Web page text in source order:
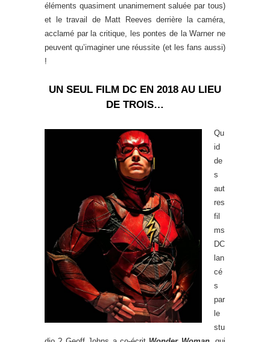
éléments quasiment unanimement saluée par tous)
et le travail de Matt Reeves derrière la caméra,
acclamé par la critique, les pontes de la Warner ne
peuvent qu’imaginer une réussite (et les fans aussi)
!
UN SEUL FILM DC EN 2018 AU LIEU
DE TROIS…
Qu
id
de
s
aut
res
fil
ms
DC
lan
cé
s
par
le
stu